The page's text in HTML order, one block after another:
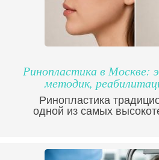
Ринопластика в Москве:
методик,
Ринопластика
одной из самых